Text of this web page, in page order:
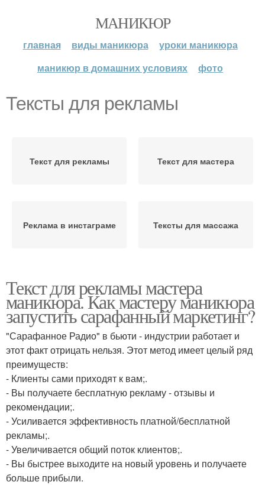
МАНИКЮР
главная виды маникюра
уроки маникюра
маникюр в домашних условиях
фото
Тексты для рекламы
Текст для рекламы Текст для мастера
Реклама в инстаграме Тексты для массажа
Текст для рекламы мастера
маникюра. Как мастеру маникюра
запустить сарафанный маркетинг?
"Сарафанное Радио" в бьюти - индустрии работает и
этот факт отрицать нельзя. Этот метод имеет целый ряд
преимуществ:
- Клиенты сами приходят к вам;.
- Вы получаете бесплатную рекламу - отзывы и
рекомендации;.
- Усиливается эффективность платной/бесплатной
рекламы;.
- Увеличивается общий поток клиентов;.
- Вы быстрее выходите на новый уровень и получаете
больше прибыли.